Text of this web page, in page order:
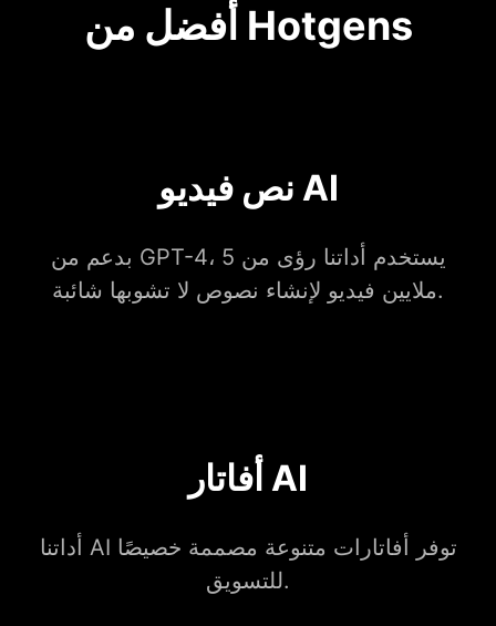
أفضل من Hotgens
نص فيديو AI
بدعم من GPT-4، يستخدم أداتنا رؤى من 5
ملايين فيديو لإنشاء نصوص لا تشوبها شائبة.
أفاتار AI
أداتنا AI توفر أفاتارات متنوعة مصممة خصيصًا
للتسويق.